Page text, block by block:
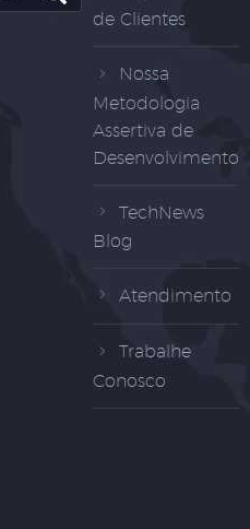
de Clientes
Nossa
Metodologia
Assertiva de
Desenvolvimento
TechNews
Blog
Atendimento
Trabalhe
Conosco